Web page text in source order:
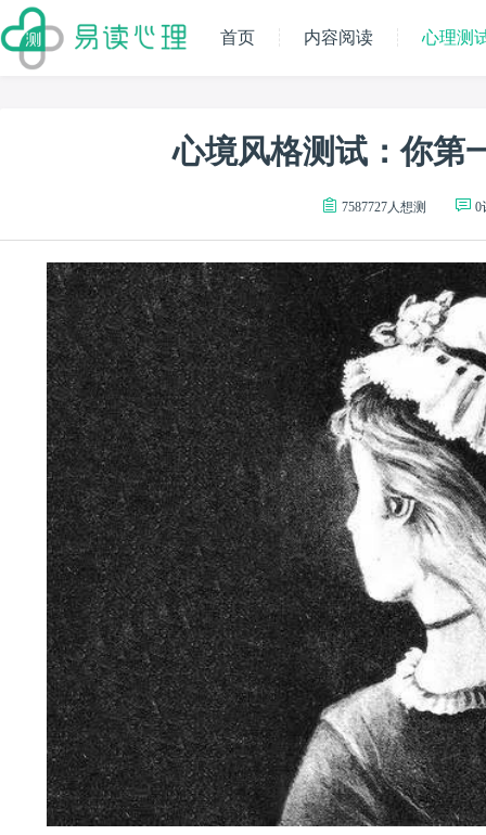
首页 内容阅读 心理测
心境风格测试：你第
7587727人想测 0